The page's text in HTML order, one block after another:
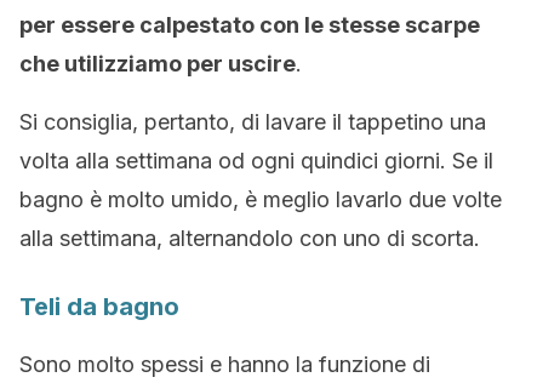
per essere calpestato con le stesse scarpe
che utilizziamo per uscire.
Si consiglia, pertanto, di lavare il tappetino una
volta alla settimana od ogni quindici giorni. Se il
bagno è molto umido, è meglio lavarlo due volte
alla settimana, alternandolo con uno di scorta.
Teli da bagno
Sono molto spessi e hanno la funzione di